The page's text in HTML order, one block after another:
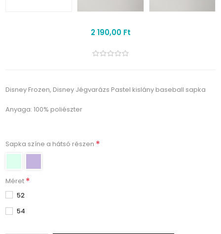
2 190,00 Ft
Disney Frozen, Disney Jégvarázs Pastel kislány baseball sapka
Anyaga: 100% poliészter
Sapka színe a hátsó részen *
Méret *
52
54